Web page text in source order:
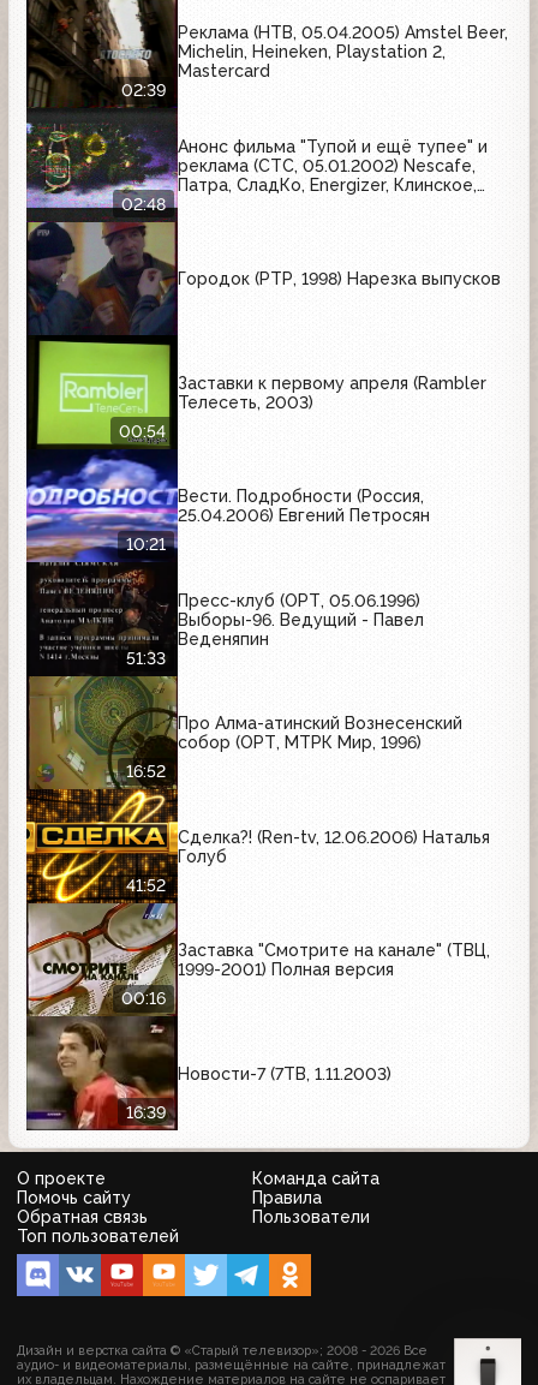
02:39
Реклама (НТВ, 05.04.2005) Amstel Beer,
Michelin, Heineken, Playstation 2,
Mastercard
02:48
Анонс фильма "Тупой и ещё тупее" и
реклама (СТС, 05.01.2002) Nescafe,
Патра, СладКо, Energizer, Клинское,
Городок (РТР, 1998) Нарезка выпусков
00:54
Заставки к первому апреля (Rambler
Телесеть, 2003)
10:21
Вести. Подробности (Россия,
25.04.2006) Евгений Петросян
51:33
Пресс-клуб (ОРТ, 05.06.1996)
Выборы-96. Ведущий - Павел
Веденяпин
16:52
Про Алма-атинский Вознесенский
собор (ОРТ, МТРК Мир, 1996)
41:52
Сделка?! (Ren-tv, 12.06.2006) Наталья
Голуб
00:16
Заставка "Смотрите на канале" (ТВЦ,
1999-2001) Полная версия
16:39
Новости-7 (7ТВ, 1.11.2003)
О проекте
Команда сайта
Помочь сайту
Правила
Обратная связь
Пользователи
Топ пользователей
Дизайн и верстка сайта © «Старый телевизор»; 2008 - 2026 Все
аудио- и видеоматериалы, размещённые на сайте, принадлежат
их владельцам. Нахождение материалов на сайте не оспаривает